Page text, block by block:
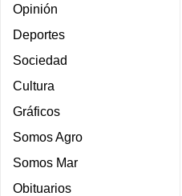
Opinión
Deportes
Sociedad
Cultura
Gráficos
Somos Agro
Somos Mar
Obituarios